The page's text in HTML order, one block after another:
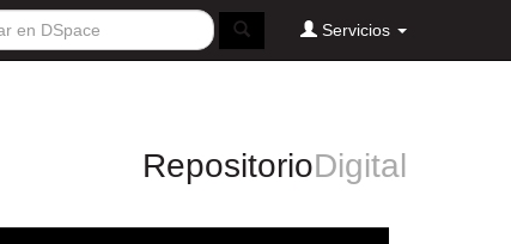
Servicios
RepositorioDigital